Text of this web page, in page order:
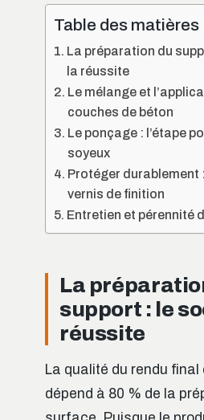
Table des matières
La préparation du
la réussite
Le mélange et
couches de béton
Le ponçage : l’étape
soyeux
Protéger durablement
vernis de finition
Entretien et pérennité
La
support : le
réussite
La qualité du rendu final
dépend à 80 % de la